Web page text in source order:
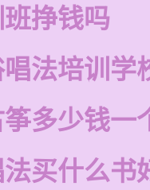
挣钱吗
法培训学
多少钱一
买什么书